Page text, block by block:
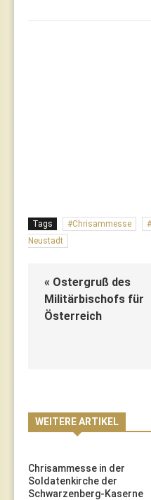
Tags Chrisammesse
Neustadt
« Ostergruß des
Militärbischofs für
Österreich
WEITERE ARTIKEL
Chrisammesse in der
Soldatenkirche der
Schwarzenberg-Kaserne